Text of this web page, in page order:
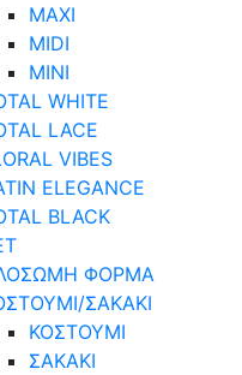
MAXI
MIDI
MINI
WHITE
LACE
VIBES
ELEGANCE
BLACK
ΦΟΡΜΑ
ΣΑΚΑΚΙ
ΚΟΣΤΟΥΜΙ
ΣΑΚΑΚΙ